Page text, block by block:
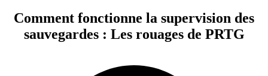
Comment fonctionne la supervision des
sauvegardes : Les rouages de PRTG